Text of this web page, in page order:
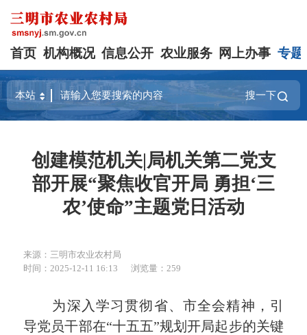
首页 机构概况 信息公开 农业服务 网上办事 专题
搜一下
创建模范机关|局机关第二党支
部开展“聚焦收官开局 勇担‘三
农’使命”主题党日活动
来源：三明市农业农村局
时间：2025-12-11 16:13
浏览量：259
为深入学习贯彻省、市全会精神，引
导党员干部在“十五五”规划开局起步的关键